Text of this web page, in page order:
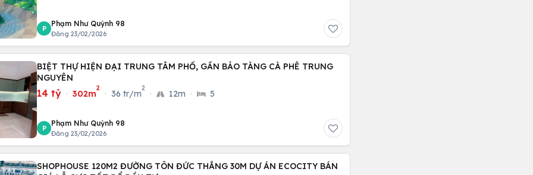
P
Phạm Như Quỳnh 98
Đăng 23/02/2026
BIỆT THỰ HIỆN ĐẠI TRUNG TÂM PHỐ, GẦN BẢO TÀNG CÀ PHÊ TRUNG
NGUYÊN
14 tỷ · 302m
2
· 36 tr/m
2
· 12m · 5
P
Phạm Như Quỳnh 98
Đăng 23/02/2026
SHOPHOUSE 120M2 ĐƯỜNG TÔN ĐỨC THẮNG 30M DỰ ÁN ECOCITY BÁN